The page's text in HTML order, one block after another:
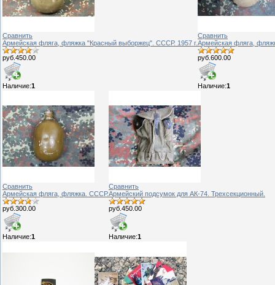
Сравнить
Армейская фляга, фляжка "Красный выборжец". СССР. 1957 г.
руб.450.00
Наличие:1
Сравнить
Армейская фляга,
руб.600.00
Наличие:1
Сравнить
Армейская фляга, фляжка. СССР.
руб.300.00
Наличие:1
Сравнить
Армейский подсумок для АК-74. Трехсекционный.
руб.450.00
Наличие:1